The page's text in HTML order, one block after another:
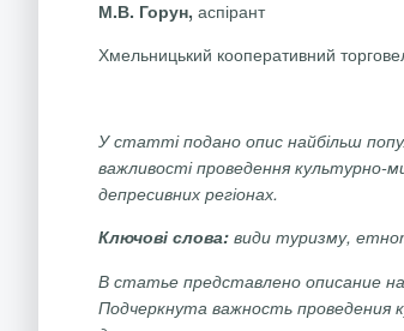
М.В. Горун, аспірант
Хмельницький кооперативний
У статті подано опис найбільш
важливості проведення культурно-
депресивних регіонах.
Ключові слова: види туризму,
В статье представлено описание
Подчеркнута важность проведения